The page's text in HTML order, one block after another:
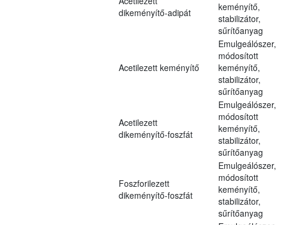
dikeményítő-adipát
keményítő,
stabilizátor,
sűrítőanyag
Acetilezett keményítő
Emulgeálószer,
módosított
keményítő,
stabilizátor,
sűrítőanyag
Acetilezett
dikeményítő-foszfát
Emulgeálószer,
módosított
keményítő,
stabilizátor,
sűrítőanyag
Foszforilezett
dikeményítő-foszfát
Emulgeálószer,
módosított
keményítő,
stabilizátor,
sűrítőanyag